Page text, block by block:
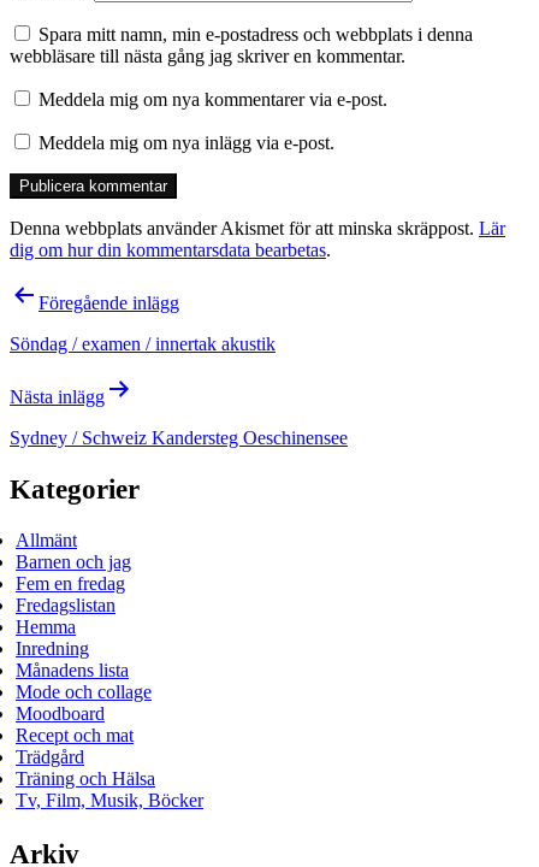
Spara mitt namn, min e-postadress och webbplats i denna
webbläsare till nästa gång jag skriver en kommentar.
Meddela mig om nya kommentarer via e-post.
Meddela mig om nya inlägg via e-post.
Denna webbplats använder Akismet för att minska skräppost. Lär
dig om hur din kommentarsdata bearbetas.
Inläggsnavigering
Föregående inlägg
Söndag / examen / innertak akustik
Nästa inlägg
Sydney / Schweiz Kandersteg Oeschinensee
Kategorier
Allmänt
Barnen och jag
Fem en fredag
Fredagslistan
Hemma
Inredning
Månadens lista
Mode och collage
Moodboard
Recept och mat
Trädgård
Träning och Hälsa
Tv, Film, Musik, Böcker
Arkiv